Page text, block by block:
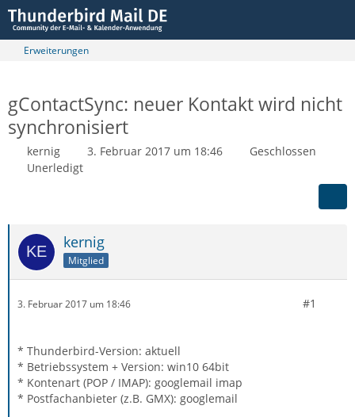
Erweiterungen
gContactSync: neuer Kontakt wird nicht
synchronisiert
kernig 3. Februar 2017 um 18:46
Geschlossen
Unerledigt
kernig
Mitglied
3. Februar 2017 um 18:46 #1
* Thunderbird-Version: aktuell
* Betriebssystem + Version: win10 64bit
* Kontenart (POP / IMAP): googlemail imap
* Postfachanbieter (z.B. GMX): googlemail